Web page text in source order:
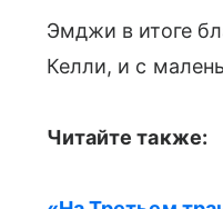
Эмджи в итоге
Келли, и с
Читайте также: